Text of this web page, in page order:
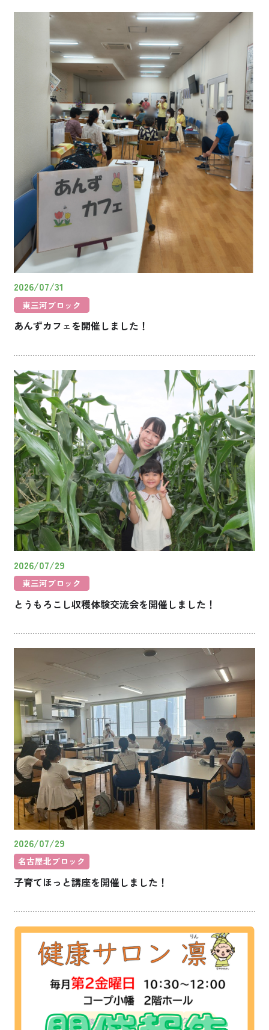
2026/07/31
東三河ブロック
あんずカフェを開催しました！
2026/07/29
東三河ブロック
とうもろこし収穫体験交流会を開催しました！
2026/07/29
名古屋北ブロック
子育てほっと講座を開催しました！